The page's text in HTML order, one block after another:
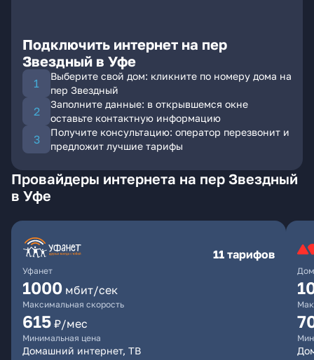
Подключить интернет на пер
Звездный в Уфе
Выберите свой дом: кликните по номеру дома на
пер Звездный
Заполните данные: в открывшемся окне
оставьте контактную информацию
Получите консультацию: оператор перезвонит и
предложит лучшие тарифы
Провайдеры интернета на пер Звездный
в Уфе
Уфанет
11 тарифов
1000 мбит/сек
Максимальная скорость
615 ₽/мес
Минимальная цена
Домашний интернет, ТВ